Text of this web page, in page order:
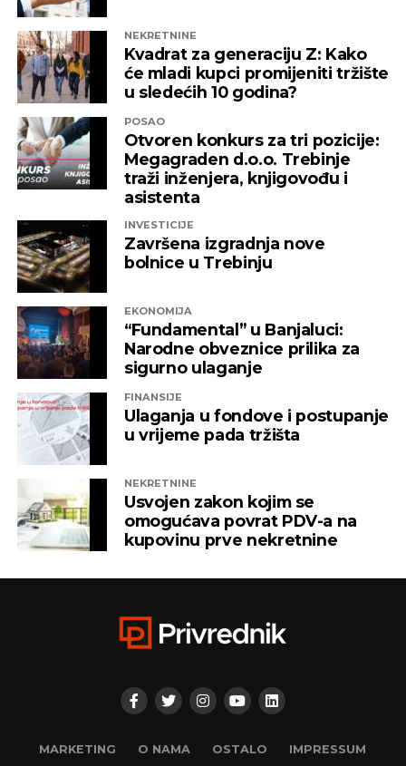
NEKRETNINE
Kvadrat za generaciju Z: Kako
će mladi kupci promijeniti tržište
u sledećih 10 godina?
POSAO
Otvoren konkurs za tri pozicije:
Megagraden d.o.o. Trebinje
traži inženjera, knjigovođu i
asistenta
INVESTICIJE
Završena izgradnja nove
bolnice u Trebinju
EKONOMIJA
“Fundamental” u Banjaluci:
Narodne obveznice prilika za
sigurno ulaganje
FINANSIJE
Ulaganja u fondove i postupanje
u vrijeme pada tržišta
NEKRETNINE
Usvojen zakon kojim se
omogućava povrat PDV-a na
kupovinu prve nekretnine
MARKETING O NAMA OSTALO
IMPRESSUM